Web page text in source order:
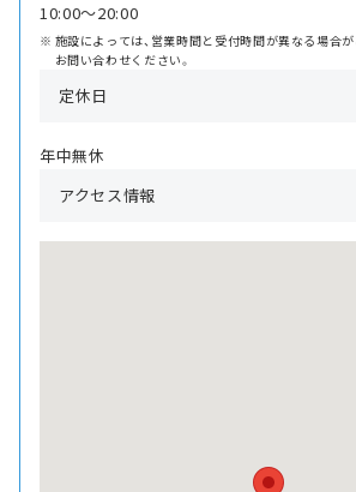
10:00〜20:00
施設によっては、営業時間と受付時間が異なる場合
お問い合わせください。
定休日
年中無休
アクセス情報